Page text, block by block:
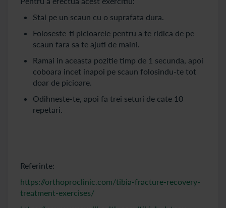
Stai pe un scaun cu o suprafata dura.
Foloseste-ti picioarele pentru a te ridica de pe
scaun fara sa te ajuti de maini.
Ramai in aceasta pozitie timp de 1 secunda, apoi
coboara incet inapoi pe scaun folosindu-te tot
doar de picioare.
Odihneste-te, apoi fa trei seturi de cate 10
repetari.
Referinte:
https://orthoproclinic.com/tibia-fracture-recovery-
treatment-exercises/